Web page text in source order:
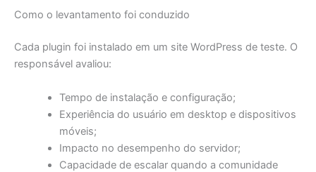
Como o levantamento foi conduzido
Cada plugin foi instalado em um site WordPress de teste. O
responsável avaliou:
Tempo de instalação e configuração;
Experiência do usuário em desktop e dispositivos
móveis;
Impacto no desempenho do servidor;
Capacidade de escalar quando a comunidade